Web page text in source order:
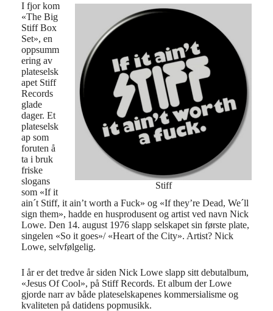
Stiff
I fjor kom
«The Big
Stiff Box
Set», en
oppsumm
ering av
plateselsk
apet Stiff
Records
glade
dager. Et
plateselsk
ap som
foruten å
ta i bruk
friske
slogans
som «If it
ain´t Stiff, it ain’t worth a Fuck» og «If they’re Dead, We´ll
sign them», hadde en husprodusent og artist ved navn Nick
Lowe. Den 14. august 1976 slapp selskapet sin første plate,
singelen «So it goes»/ «Heart of the City». Artist? Nick
Lowe, selvfølgelig.
I år er det tredve år siden Nick Lowe slapp sitt debutalbum,
«Jesus Of Cool», på Stiff Records. Et album der Lowe
gjorde narr av både plateselskapenes kommersialisme og
kvaliteten på datidens popmusikk.